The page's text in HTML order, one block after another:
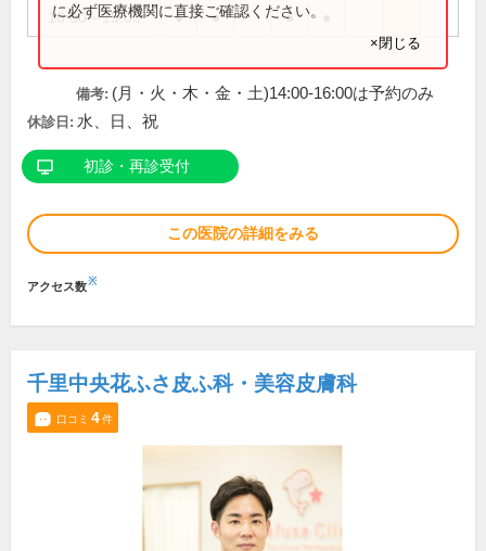
16:00～19:00 ● ● ●
に必ず医療機関に直接ご確認ください。
×閉じる
備考: (月・火・木・金・土)14:00-16:00は予約のみ
休診日: 水、日、祝
初診・再診受付
この医院の詳細をみる
アクセス数※
千里中央花ふさ皮ふ科・美容皮膚科
口コミ 4件